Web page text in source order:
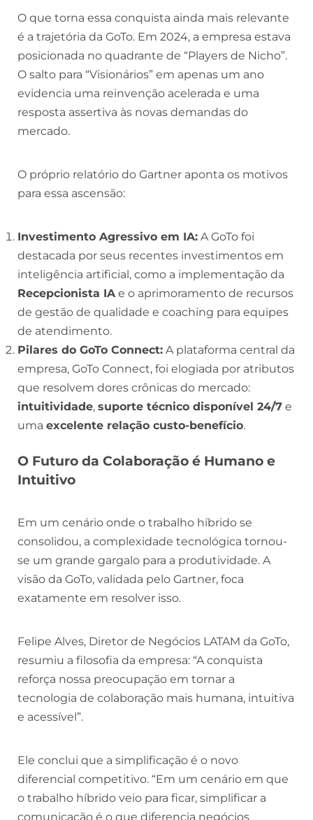
O que torna essa conquista ainda mais relevante
é a trajetória da GoTo. Em 2024, a empresa estava
posicionada no quadrante de “Players de Nicho”.
O salto para “Visionários” em apenas um ano
evidencia uma reinvenção acelerada e uma
resposta assertiva às novas demandas do
mercado.
O próprio relatório do Gartner aponta os motivos
para essa ascensão:
Investimento Agressivo em IA: A GoTo foi
destacada por seus recentes investimentos em
inteligência artificial, como a implementação da
Recepcionista IAe o aprimoramento de recursos
de gestão de qualidade e coaching para equipes
de atendimento.
Pilares do GoTo Connect: A plataforma central da
empresa, GoTo Connect, foi elogiada por atributos
que resolvem dores crônicas do mercado:
intuitividade, suporte técnico disponível 24/7 e
uma excelente relação custo-benefício.
O Futuro da Colaboração é Humano e
Intuitivo
Em um cenário onde o trabalho híbrido se
consolidou, a complexidade tecnológica tornou-
se um grande gargalo para a produtividade. A
visão da GoTo, validada pelo Gartner, foca
exatamente em resolver isso.
Felipe Alves, Diretor de Negócios LATAM da GoTo,
resumiu a filosofia da empresa: “A conquista
reforça nossa preocupação em tornar a
tecnologia de colaboração mais humana, intuitiva
e acessível”.
Ele conclui que a simplificação é o novo
diferencial competitivo. “Em um cenário em que
o trabalho híbrido veio para ficar, simplificar a
comunicação é o que diferencia negócios